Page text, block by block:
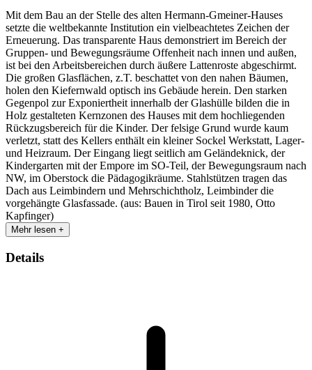
Mit dem Bau an der Stelle des alten Hermann-Gmeiner-Hauses
setzte die weltbekannte Institution ein vielbeachtetes Zeichen der
Erneuerung. Das transparente Haus demonstriert im Bereich der
Gruppen- und Bewegungsräume Offenheit nach innen und außen,
ist bei den Arbeitsbereichen durch äußere Lattenroste abgeschirmt.
Die großen Glasflächen, z.T. beschattet von den nahen Bäumen,
holen den Kiefernwald optisch ins Gebäude herein. Den starken
Gegenpol zur Exponiertheit innerhalb der Glashülle bilden die in
Holz gestalteten Kernzonen des Hauses mit dem hochliegenden
Rückzugsbereich für die Kinder. Der felsige Grund wurde kaum
verletzt, statt des Kellers enthält ein kleiner Sockel Werkstatt, Lager-
und Heizraum. Der Eingang liegt seitlich am Geländeknick, der
Kindergarten mit der Empore im SO-Teil, der Bewegungsraum nach
NW, im Oberstock die Pädagogikräume. Stahlstützen tragen das
Dach aus Leimbindern und Mehrschichtholz, Leimbinder die
vorgehängte Glasfassade. (aus: Bauen in Tirol seit 1980, Otto
Kapfinger)
Mehr lesen +
Details